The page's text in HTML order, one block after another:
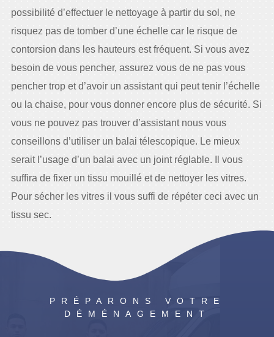
possibilité d’effectuer le nettoyage à partir du sol, ne
risquez pas de tomber d’une échelle car le risque de
contorsion dans les hauteurs est fréquent. Si vous avez
besoin de vous pencher, assurez vous de ne pas vous
pencher trop et d’avoir un assistant qui peut tenir l’échelle
ou la chaise, pour vous donner encore plus de sécurité. Si
vous ne pouvez pas trouver d’assistant nous vous
conseillons d’utiliser un balai télescopique. Le mieux
serait l’usage d’un balai avec un joint réglable. Il vous
suffira de fixer un tissu mouillé et de nettoyer les vitres.
Pour sécher les vitres il vous suffi de répéter ceci avec un
tissu sec.
PRÉPARONS VOTRE
DÉMÉNAGEMENT